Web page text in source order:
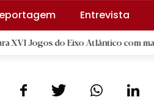
Entrevista
Eixo Atlântico com mais de dois mil